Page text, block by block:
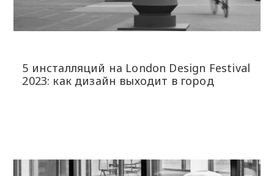
5 инсталляций на London Design Festival
2023: как дизайн выходит в город